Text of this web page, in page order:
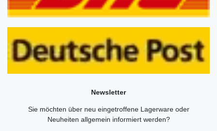
Newsletter
Sie möchten über neu eingetroffene Lagerware oder
Neuheiten allgemein informiert werden?